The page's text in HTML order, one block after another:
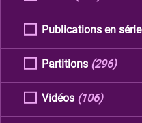
Publications en série
Partitions (296)
Vidéos (106)